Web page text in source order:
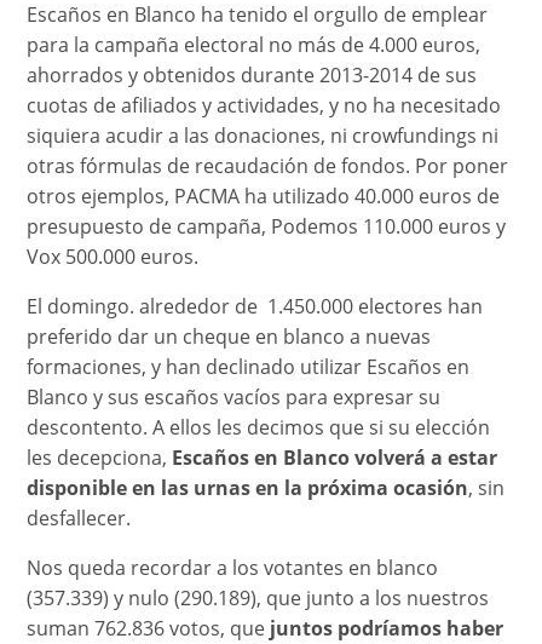
Escaños en Blanco ha tenido el orgullo de emplear
para la campaña electoral no más de 4.000 euros,
ahorrados y obtenidos durante 2013-2014 de sus
cuotas de afiliados y actividades, y no ha necesitado
siquiera acudir a las donaciones, ni crowfundings ni
otras fórmulas de recaudación de fondos. Por poner
otros ejemplos, PACMA ha utilizado 40.000 euros de
presupuesto de campaña, Podemos 110.000 euros y
Vox 500.000 euros.
El domingo. alrededor de 1.450.000 electores han
preferido dar un cheque en blanco a nuevas
formaciones, y han declinado utilizar Escaños en
Blanco y sus escaños vacíos para expresar su
descontento. A ellos les decimos que si su elección
les decepciona, Escaños en Blanco volverá a estar
disponible en las urnas en la próxima ocasión, sin
desfallecer.
Nos queda recordar a los votantes en blanco
(357.339) y nulo (290.189), que junto a los nuestros
suman 762.836 votos, que juntos podríamos haber